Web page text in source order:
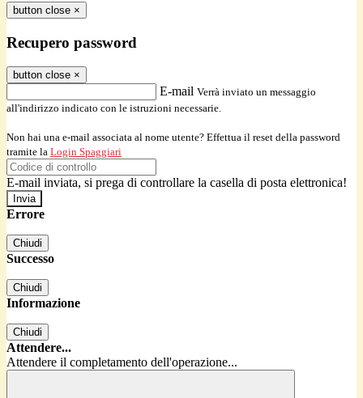
button close ×
Recupero password
button close ×
E-mail Verrà inviato un messaggio
all'indirizzo indicato con le istruzioni necessarie.
Non hai una e-mail associata al nome utente? Effettua il reset della password
tramite la Login Spaggiari
E-mail inviata, si prega di controllare la casella di posta elettronica!
Errore
Chiudi
Successo
Chiudi
Informazione
Chiudi
Attendere...
Attendere il completamento dell'operazione...